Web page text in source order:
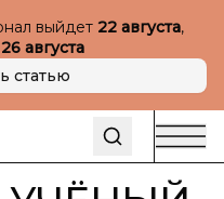
выйдет 22 августа,
26 августа
статью